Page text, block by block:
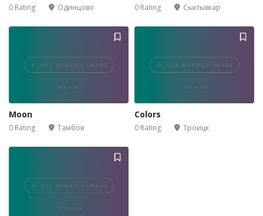
0 Rating Одинцово 0 Rating Сыктывкар
Moon
0 Rating Тамбов
Colors
0 Rating Троицк